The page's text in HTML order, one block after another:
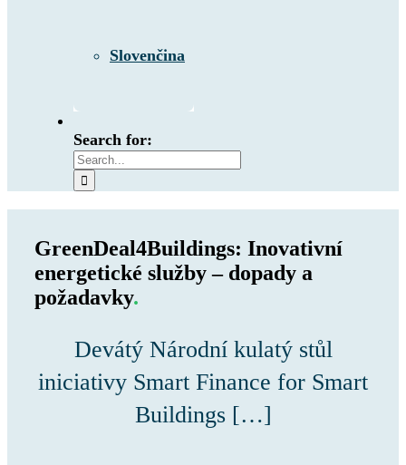
Slovenčina
Search for:
GreenDeal4Buildings: Inovativní
energetické služby – dopady a
požadavky.
Devátý Národní kulatý stůl
iniciativy Smart Finance for Smart
Buildings […]